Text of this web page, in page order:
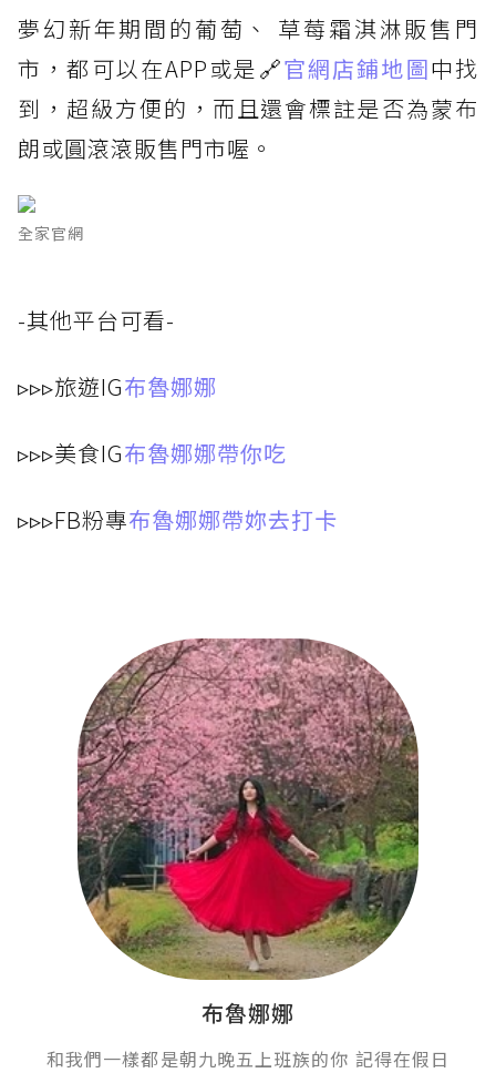
夢幻新年期間的葡萄、 草莓霜淇淋販售門
市，都可以在APP或是🔗官網店鋪地圖中找
到，超級方便的，而且還會標註是否為蒙布
朗或圓滾滾販售門市喔。
全家官網
-其他平台可看-
▹▹▹旅遊IG布魯娜娜
▹▹▹美食IG布魯娜娜帶你吃
▹▹▹FB粉專布魯娜娜帶妳去打卡
布魯娜娜
和我們一樣都是朝九晚五上班族的你 記得在假日